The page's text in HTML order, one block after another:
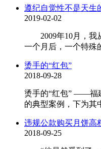
遵纪自觉性不是天生
2019-02-02
2009年10月，我从
一个月后，一个特
烫手的“红包”
2018-09-28
烫手的“红包” ——福
的典型案例，下为
违规公款购买月饼
2018-09-25